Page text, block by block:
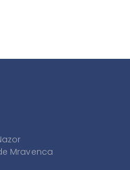
Mravenca